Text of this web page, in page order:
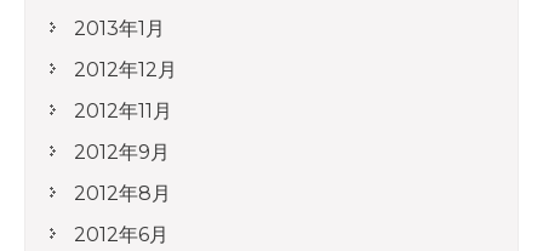
2013年1月
2012年12月
2012年11月
2012年9月
2012年8月
2012年6月